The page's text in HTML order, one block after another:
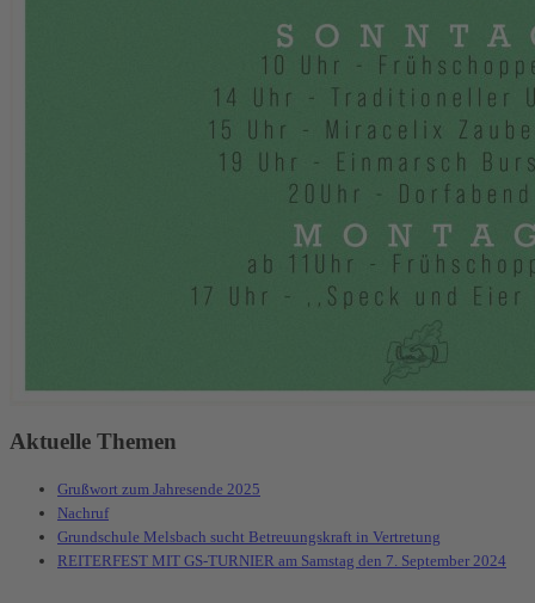
Aktuelle Themen
Grußwort zum Jahresende 2025
Nachruf
Grundschule Melsbach sucht Betreuungskraft in Vertretung
REITERFEST MIT GS-TURNIER am Samstag den 7. September 2024